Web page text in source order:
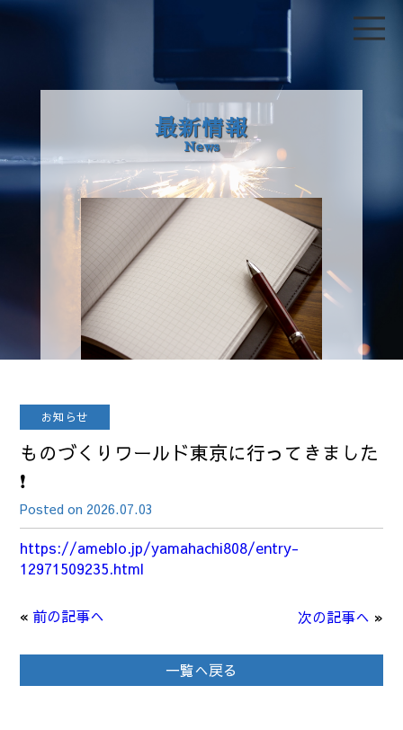
最新情報
News
お知らせ
ものづくりワールド東京に行ってきました
❗
Posted on 2026.07.03
https://ameblo.jp/yamahachi808/entry-
12971509235.html
« 前の記事へ 次の記事へ »
一覧へ戻る